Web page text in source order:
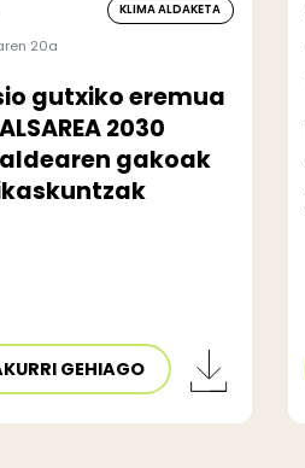
20a
KLIMA ALDAKETA
gutxiko eremua
2030
gakoak
GEHIAGO